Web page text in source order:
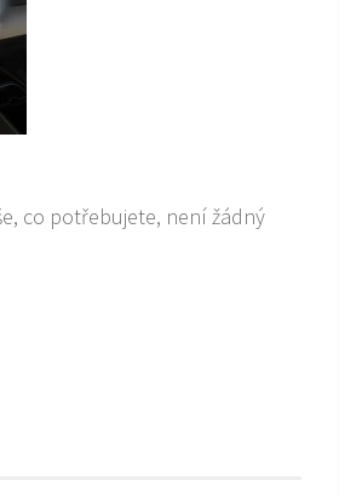
co potřebujete, není žádný